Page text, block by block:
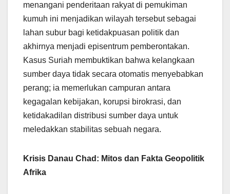
menangani penderitaan rakyat di pemukiman
kumuh ini menjadikan wilayah tersebut sebagai
lahan subur bagi ketidakpuasan politik dan
akhirnya menjadi episentrum pemberontakan.
Kasus Suriah membuktikan bahwa kelangkaan
sumber daya tidak secara otomatis menyebabkan
perang; ia memerlukan campuran antara
kegagalan kebijakan, korupsi birokrasi, dan
ketidakadilan distribusi sumber daya untuk
meledakkan stabilitas sebuah negara.
Krisis Danau Chad: Mitos dan Fakta Geopolitik
Afrika